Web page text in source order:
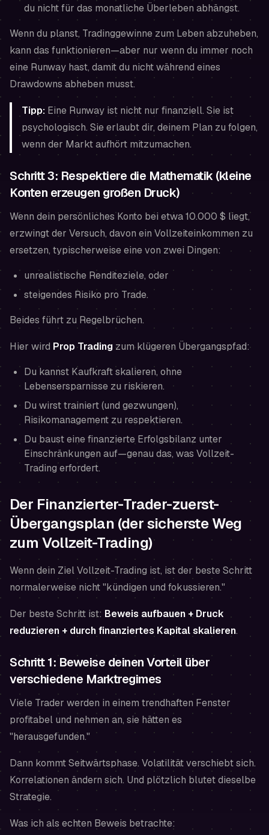
du nicht für das monatliche Überleben abhängst.
Wenn du planst, Tradinggewinne zum Leben abzuheben,
kann das funktionieren—aber nur wenn du immer noch
eine Runway hast, damit du nicht während eines
Drawdowns abheben musst.
Tipp: Eine Runway ist nicht nur finanziell. Sie ist
psychologisch. Sie erlaubt dir, deinem Plan zu folgen,
wenn der Markt aufhört mitzumachen.
Schritt 3: Respektiere die Mathematik (kleine
Konten erzeugen großen Druck)
Wenn dein persönliches Konto bei etwa 10.000 $ liegt,
erzwingt der Versuch, davon ein Vollzeiteinkommen zu
ersetzen, typischerweise eine von zwei Dingen:
unrealistische Renditeziele, oder
steigendes Risiko pro Trade.
Beides führt zu Regelbrüchen.
Hier wird Prop Tradingzum klügeren Übergangspfad:
Du kannst Kaufkraft skalieren, ohne
Lebensersparnisse zu riskieren.
Du wirst trainiert (und gezwungen),
Risikomanagement zu respektieren.
Du baust eine finanzierte Erfolgsbilanz unter
Einschränkungen auf—genau das, was Vollzeit-
Trading erfordert.
Der Finanzierter-Trader-zuerst-
Übergangsplan (der sicherste Weg
zum Vollzeit-Trading)
Wenn dein Ziel Vollzeit-Trading ist, ist der beste Schritt
normalerweise nicht "kündigen und fokussieren."
Der beste Schritt ist: Beweis aufbauen + Druck
reduzieren + durch finanziertes Kapital skalieren.
Schritt 1: Beweise deinen Vorteil über
verschiedene Marktregimes
Viele Trader werden in einem trendhaften Fenster
profitabel und nehmen an, sie hätten es
"herausgefunden."
Dann kommt Seitwärtsphase. Volatilität verschiebt sich.
Korrelationen ändern sich. Und plötzlich blutet dieselbe
Strategie.
Was ich als echten Beweis betrachte: